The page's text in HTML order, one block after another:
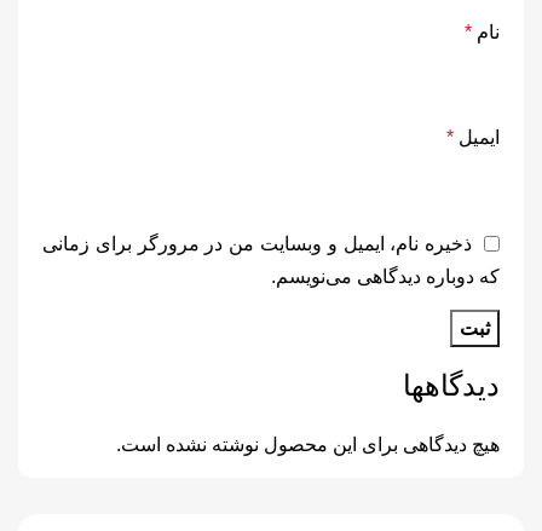
دیدگاهها
هیچ دیدگاهی برای این محصول نوشته نشده است.
نام *
ایمیل *
ذخیره نام، ایمیل و وبسایت من در مرورگر برای زمانی
که دوباره دیدگاهی می‌نویسم.